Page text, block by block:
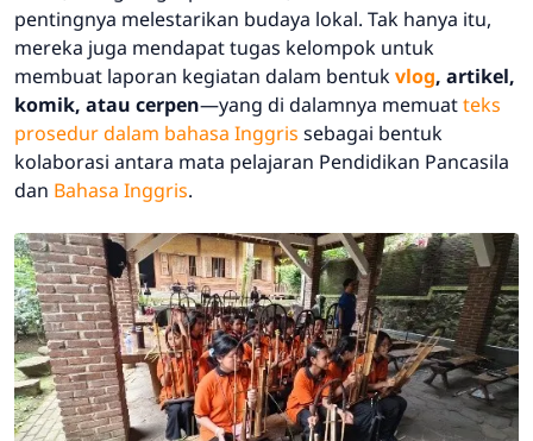
pentingnya melestarikan budaya lokal. Tak hanya itu,
mereka juga mendapat tugas kelompok untuk
membuat laporan kegiatan dalam bentukvlog, artikel,
komik, atau cerpen—yang di dalamnya memuatteks
prosedur dalam bahasa Inggris sebagai bentuk
kolaborasi antara mata pelajaran Pendidikan Pancasila
dan Bahasa Inggris.